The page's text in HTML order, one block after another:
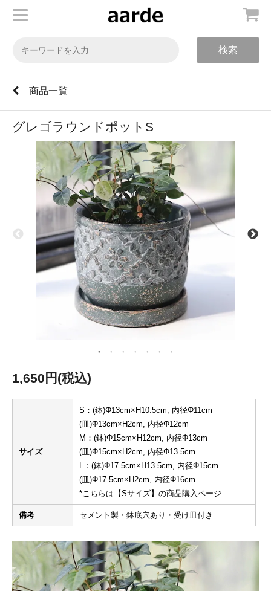
検索
商品一覧
グレゴラウンドポットS
1,650円(税込)
サイズ
S：(鉢)Φ13cm×H10.5cm, 内径Φ11cm
(皿)Φ13cm×H2cm, 内径Φ12cm
M：(鉢)Φ15cm×H12cm, 内径Φ13cm
(皿)Φ15cm×H2cm, 内径Φ13.5cm
L：(鉢)Φ17.5cm×H13.5cm, 内径Φ15cm
(皿)Φ17.5cm×H2cm, 内径Φ16cm
*こちらは【Sサイズ】の商品購入ページ
備考 セメント製・鉢底穴あり・受け皿付き